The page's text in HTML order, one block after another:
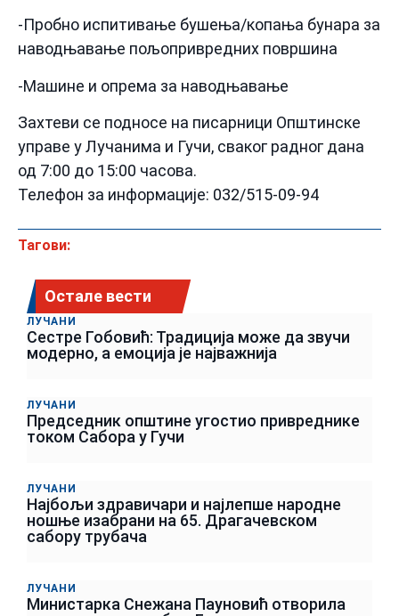
-Пробно испитивање бушења/копања бунара за
наводњавање пољопривредних површина
-Машине и опрема за наводњавање
Захтеви се подносе на писарници Општинске
управе у Лучанима и Гучи, сваког радног дана
од 7:00 до 15:00 часова.
Телефон за информације: 032/515-09-94
Тагови:
Остале вести
ЛУЧАНИ
Сестре Гобовић: Традиција може да звучи
модерно, а емоција је најважнија
ЛУЧАНИ
Председник општине угостио привреднике
током Сабора у Гучи
ЛУЧАНИ
Најбољи здравичари и најлепше народне
ношње изабрани на 65. Драгачевском
сабору трубача
ЛУЧАНИ
Министарка Снежана Пауновић отворила